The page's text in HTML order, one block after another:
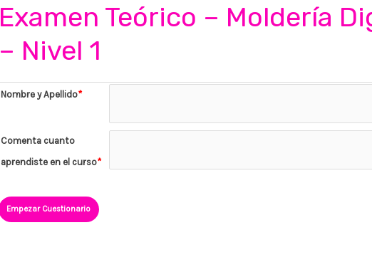
Examen Teórico – Moldería
– Nivel 1
Nombre y Apellido*
Comenta cuanto
aprendiste en el curso*